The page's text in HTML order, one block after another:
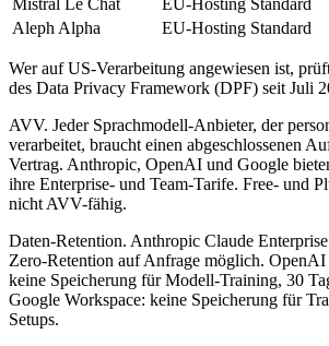
Mistral Le Chat
EU-Hosting Standard
Aleph Alpha
EU-Hosting Standard
Wer auf US-Verarbeitung angewiesen ist,
des Data Privacy Framework (DPF) seit Juli
AVV. Jeder Sprachmodell-Anbieter, der
verarbeitet, braucht einen abgeschlossenen
Vertrag. Anthropic, OpenAI und Google
ihre Enterprise- und Team-Tarife. Free- und
nicht AVV-fähig.
Daten-Retention. Anthropic Claude
Zero-Retention auf Anfrage möglich. OpenAI
keine Speicherung für Modell-Training, 30
Google Workspace: keine Speicherung für
Setups.